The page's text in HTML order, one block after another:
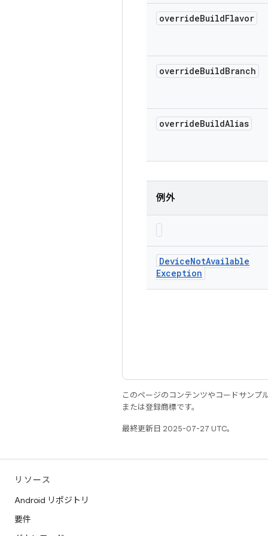
overrideBuildFlavor
overrideBuildBranch
overrideBuildAlias
例外
DeviceNotAvailable
Exception
このページのコンテンツやコードサンプ
または登録商標です。
最終更新日 2025-07-27 UTC。
リソース
Android リポジトリ
要件